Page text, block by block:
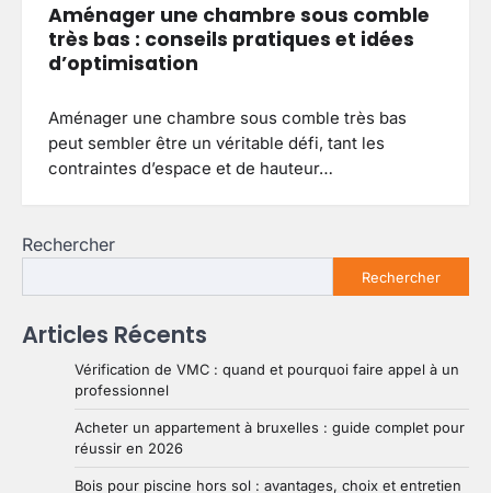
Aménager une chambre sous comble
très bas : conseils pratiques et idées
d’optimisation
Aménager une chambre sous comble très bas
peut sembler être un véritable défi, tant les
contraintes d’espace et de hauteur…
Rechercher
Rechercher
Articles Récents
Vérification de VMC : quand et pourquoi faire appel à un
professionnel
Acheter un appartement à bruxelles : guide complet pour
réussir en 2026
Bois pour piscine hors sol : avantages, choix et entretien